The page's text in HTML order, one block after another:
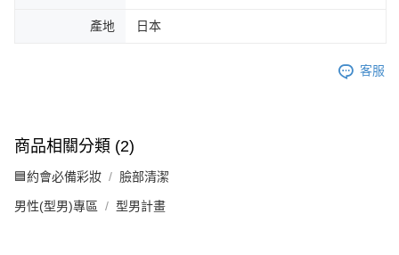
產地 日本
客服
商品相關分類 (2)
🟦約會必備彩妝 臉部清潔
男性(型男)專區 型男計畫